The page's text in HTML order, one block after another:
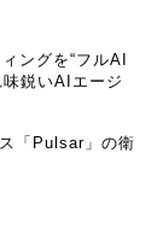
ングを“フルAI
鋭いAIエージ
「Pulsar」の衛